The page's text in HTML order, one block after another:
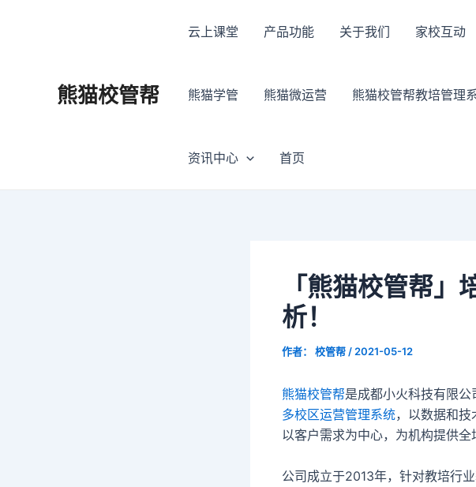
熊猫校管帮
云上课堂 产品功能 关于我们 家校互动
熊猫学管 熊猫微运营 熊猫校管帮教培管理
资讯中心 首页
「熊猫校管帮
析！
作者： 校管帮 / 2021-05-12
熊猫校管帮是成都小火科技有限
多校区运营管理系统，以数据和技
以客户需求为中心，为机构提供全
公司成立于2013年，针对教培行
navigation